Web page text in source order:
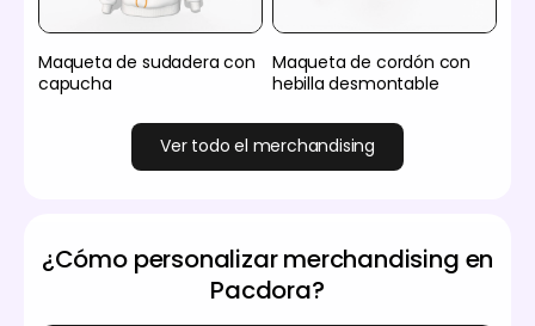
Maqueta de sudadera con
capucha
Maqueta de cordón con
hebilla desmontable
Ver todo el merchandising
¿Cómo personalizar merchandising en
Pacdora?